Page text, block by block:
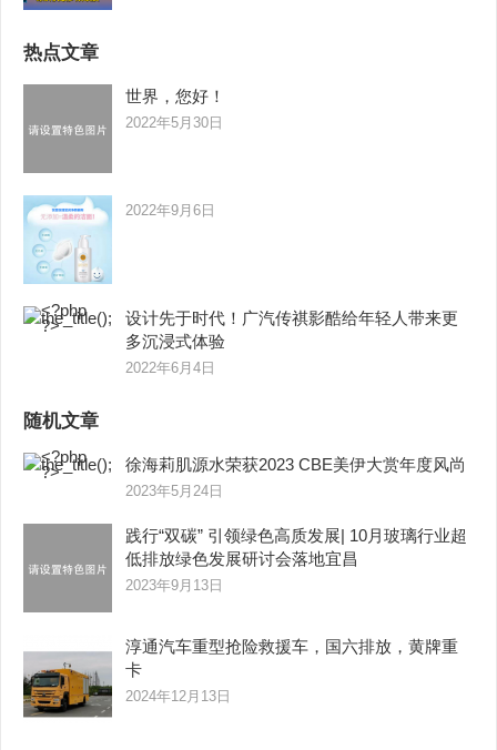
热点文章
世界，您好！
2022年5月30日
2022年9月6日
设计先于时代！广汽传祺影酷给年轻人带来更
多沉浸式体验
2022年6月4日
随机文章
徐海莉肌源水荣获2023 CBE美伊大赏年度风尚
2023年5月24日
践行“双碳” 引领绿色高质发展| 10月玻璃行业超
低排放绿色发展研讨会落地宜昌
2023年9月13日
淳通汽车重型抢险救援车，国六排放，黄牌重
卡
2024年12月13日